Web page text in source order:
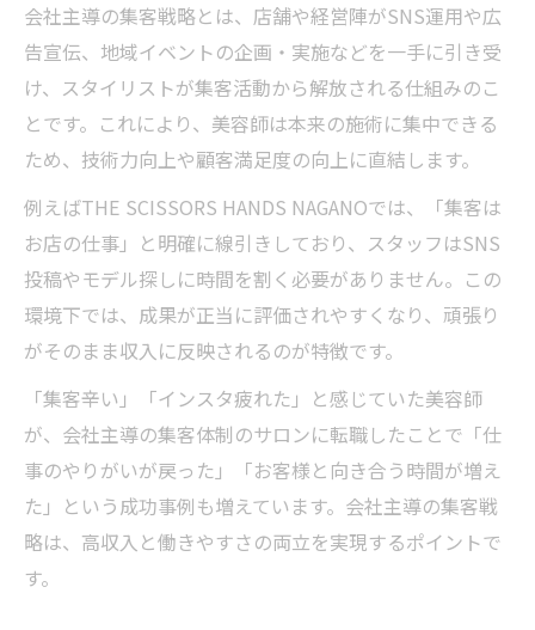
会社主導の集客戦略とは、店舗や経営陣がSNS運用や広
告宣伝、地域イベントの企画・実施などを一手に引き受
け、スタイリストが集客活動から解放される仕組みのこ
とです。これにより、美容師は本来の施術に集中できる
ため、技術力向上や顧客満足度の向上に直結します。
例えばTHE SCISSORS HANDS NAGANOでは、「集客は
お店の仕事」と明確に線引きしており、スタッフはSNS
投稿やモデル探しに時間を割く必要がありません。この
環境下では、成果が正当に評価されやすくなり、頑張り
がそのまま収入に反映されるのが特徴です。
「集客辛い」「インスタ疲れた」と感じていた美容師
が、会社主導の集客体制のサロンに転職したことで「仕
事のやりがいが戻った」「お客様と向き合う時間が増え
た」という成功事例も増えています。会社主導の集客戦
略は、高収入と働きやすさの両立を実現するポイントで
す。